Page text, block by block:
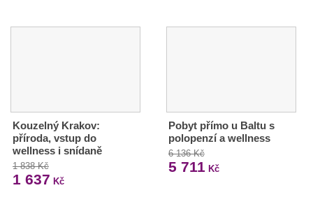
Kouzelný Krakov:
příroda, vstup do
wellness i snídaně
1 838 Kč
1 637 Kč
Pobyt přímo u Baltu s
polopenzí a wellness
6 136 Kč
5 711 Kč